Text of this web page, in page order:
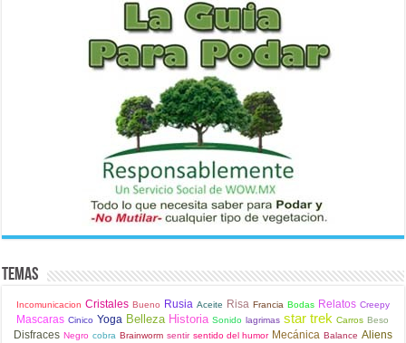
Temas
Incomunicacion Cristales Bueno Rusia Aceite Risa Francia Bodas Relatos Creepy
Mascaras Cinico Yoga Belleza Historia Sonido lagrimas star trek Carros Beso
Disfraces Negro cobra Brainworm sentir sentido del humor Mecánica Balance Aliens